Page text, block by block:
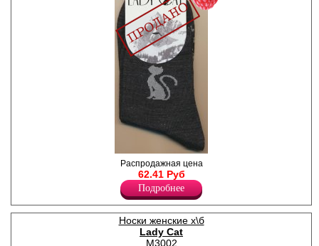
Носки женские классические,
с забавным принтом "Киска"
сбоку и "Кошачьи следы" на
стопе.
Лайкра 3%
Полиамид 22%
Хлопок 75%
Распродажная цена
62.41 Руб
Подробнее
Носки женские х\б
Lady Cat
М3002